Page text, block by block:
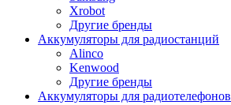
Xrobot
Другие бренды
Аккумуляторы для радиостанций
Alinco
Kenwood
Другие бренды
Аккумуляторы для радиотелефонов